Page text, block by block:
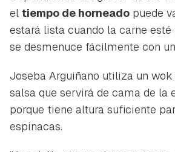
el tiempo de horneado puede
estará lista cuando la carne esté
se desmenuce fácilmente con
Joseba Arguiñano utiliza un
salsa que servirá de cama de la
porque tiene altura suficiente
espinacas.